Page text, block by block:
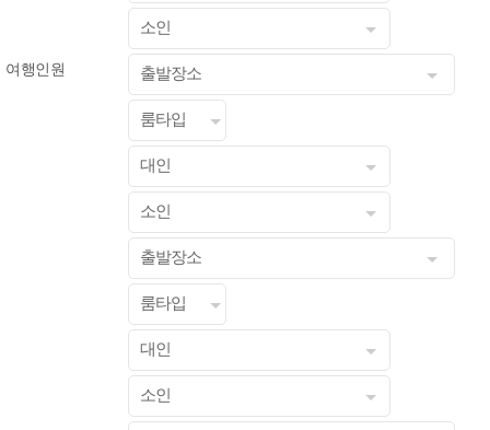
여행인원
소인
출발장소
룸타입
대인
소인
출발장소
룸타입
대인
소인